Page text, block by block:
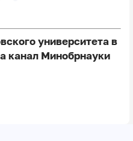
университета в
канал Минобрнауки